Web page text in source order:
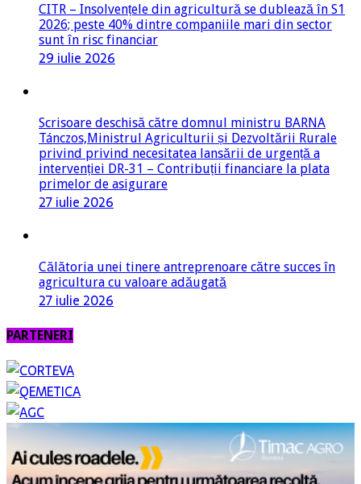
CITR – Insolvențele din agricultură se dublează în S1
2026; peste 40% dintre companiile mari din sector
sunt în risc financiar
29 iulie 2026
Scrisoare deschisă către domnul ministru BARNA
Tánczos,Ministrul Agriculturii și Dezvoltării Rurale
privind privind necesitatea lansării de urgență a
intervenției DR-31 – Contribuții financiare la plata
primelor de asigurare
27 iulie 2026
Călătoria unei tinere antreprenoare către succes în
agricultura cu valoare adăugată
27 iulie 2026
PARTENERI